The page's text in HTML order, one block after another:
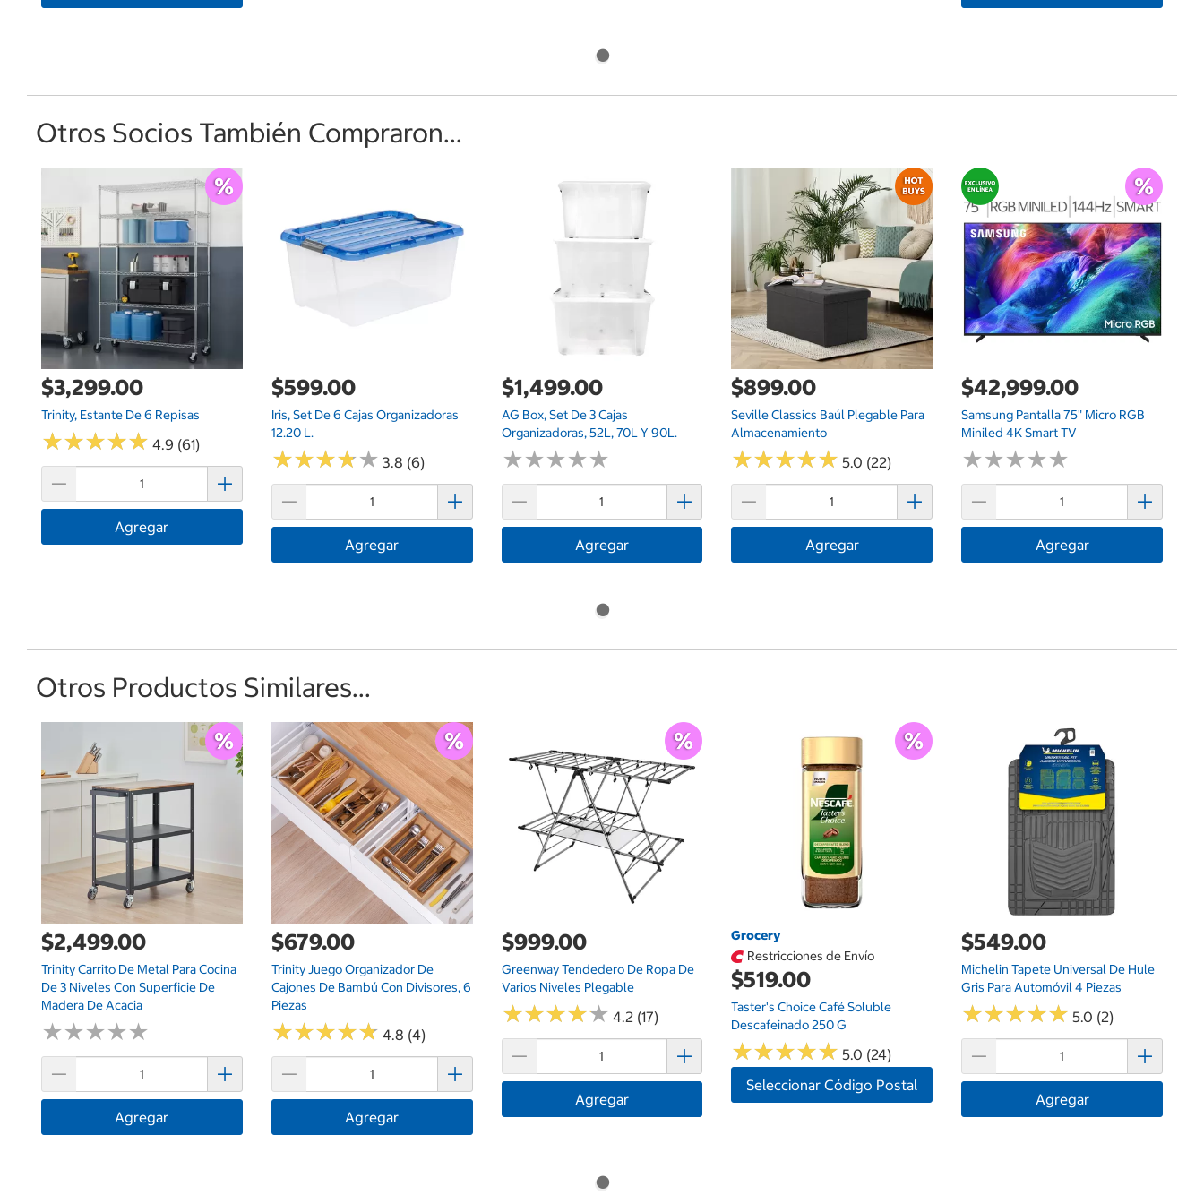
Otros Socios También Compraron...
$3,299.00
Trinity, Estante De 6 Repisas
★★★★★
★★★★★ 4.9 (61)
Agregar
$599.00
Iris, Set De 6 Cajas Organizadoras
12.20 L.
★★★★★
★★★★★ 3.8 (6)
Agregar
$1,499.00
AG Box, Set De 3 Cajas
Organizadoras, 52L, 70L Y 90L.
★★★★★
★★★★★
Agregar
$899.00
Seville Classics Baúl Plegable Para
Almacenamiento
★★★★★
★★★★★ 5.0 (22)
Agregar
$42,999.00
Samsung Pantalla 75" Micro RGB
Miniled 4K Smart TV
★★★★★
★★★★★
Agregar
Otros Productos Similares...
$2,499.00
Trinity Carrito De Metal Para Cocina
De 3 Niveles Con Superficie De
Madera De Acacia
★★★★★
★★★★★
Agregar
$679.00
Trinity Juego Organizador De
Cajones De Bambú Con Divisores, 6
Piezas
★★★★★
★★★★★ 4.8 (4)
Agregar
$999.00
Greenway Tendedero De Ropa De
Varios Niveles Plegable
★★★★★
★★★★★ 4.2 (17)
Agregar
Grocery
Restricciones de Envío
$519.00
Taster's Choice Café Soluble
Descafeinado 250 G
★★★★★
★★★★★ 5.0 (24)
Seleccionar Código Postal
$549.00
Michelin Tapete Universal De Hule
Gris Para Automóvil 4 Piezas
★★★★★
★★★★★ 5.0 (2)
Agregar